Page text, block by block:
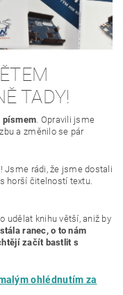
TADY!
písmem. Opravili jsme
a změnilo se pár
! Jsme rádi, že jsme dostali
horší čitelností textu.
udělat knihu větší, aniž by
ranec, o to nám
začít bastlit s
ohlédnutím za